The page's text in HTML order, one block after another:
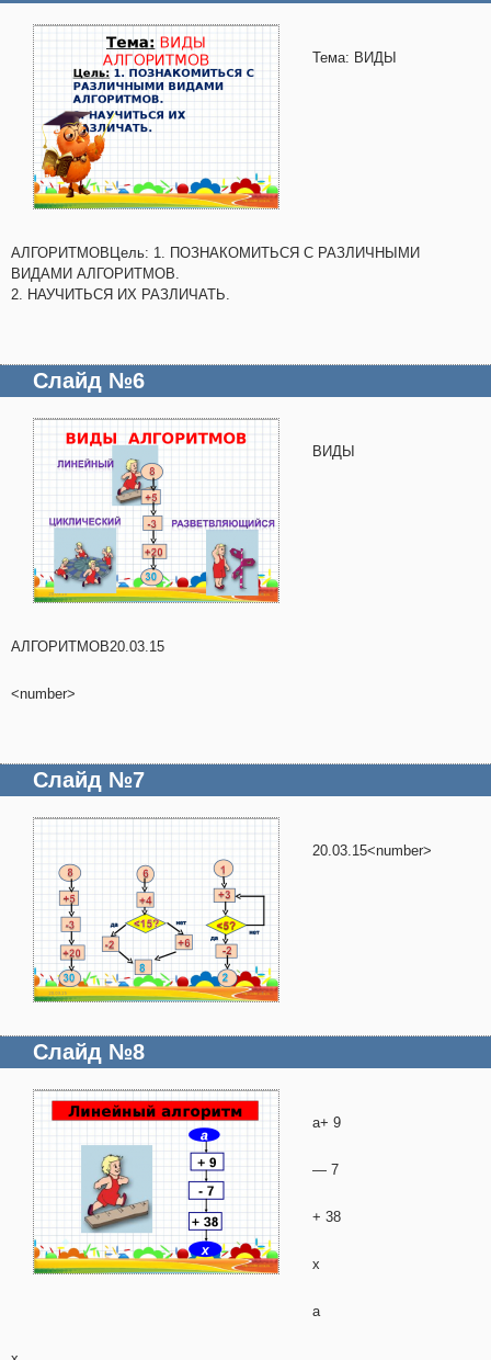
Тема: ВИДЫ
АЛГОРИТМОВЦель: 1. ПОЗНАКОМИТЬСЯ С РАЗЛИЧНЫМИ
ВИДАМИ АЛГОРИТМОВ.
2. НАУЧИТЬСЯ ИХ РАЗЛИЧАТЬ.
Слайд №6
ВИДЫ
АЛГОРИТМОВ20.03.15
<number>
Слайд №7
20.03.15<number>
Слайд №8
a+ 9
— 7
+ 38
x
a